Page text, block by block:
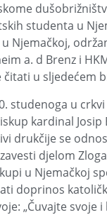
studenta u
u Njemačkoj,
a. d Brenz i
u sljedećem
u
kardinal
drukčije se
djelom
u Njemačkoj
doprinos
„Čuvajte